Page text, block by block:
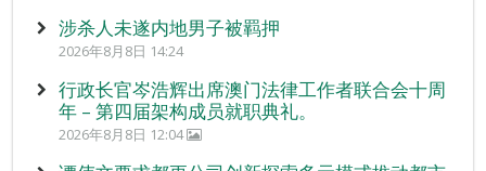
涉杀人未遂内地男子被羁押
2026年8月8日 14:24
行政长官岑浩辉出席澳门法律工作者联合会十周
年 – 第四届架构成员就职典礼。
2026年8月8日 12:04